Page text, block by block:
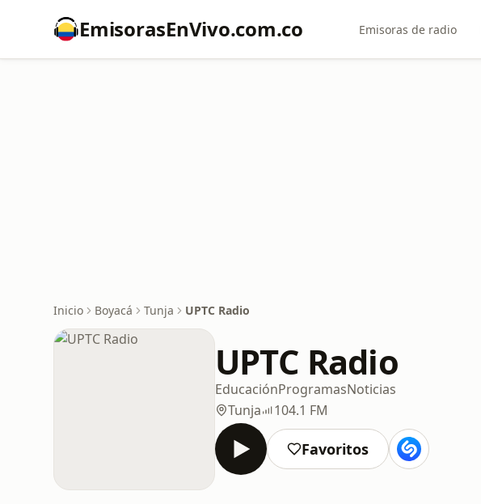
EmisorasEnVivo.com.co Emisoras de radio
Inicio Boyacá Tunja UPTC Radio
UPTC Radio
EducaciónProgramasNoticias
Tunja
104.1 FM
Favoritos